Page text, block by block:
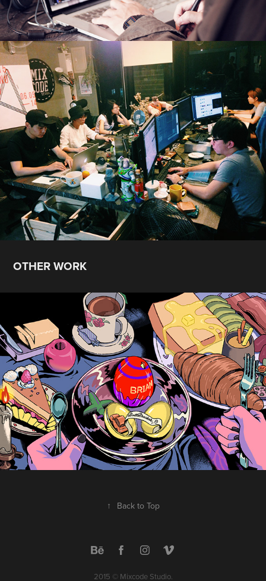
OTHER WORK
Ballbreaker KV
2023
↑ Back to Top
2015 © Mixcode Studio.